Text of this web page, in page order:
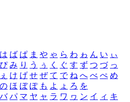
は ば ぱ ま や ゃ ら わ ゎ ん い ぃ
ぴ み り う ぅ く ぐ す ず つ づ っ
ぇ け げ せ ぜ て で ね へ べ ぺ め
の ほ ぼ ぽ も よ ょ ろ を
バ パ マ ヤ ャ ラ ワ ヮ ン イ ィ キ